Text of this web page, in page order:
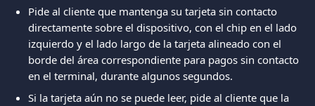
Pide al cliente que mantenga su tarjeta sin contacto
directamente sobre el dispositivo, con el chip en el lado
izquierdo y el lado largo de la tarjeta alineado con el
borde del área correspondiente para pagos sin contacto
en el terminal, durante algunos segundos.
Si la tarjeta aún no se puede leer, pide al cliente que la